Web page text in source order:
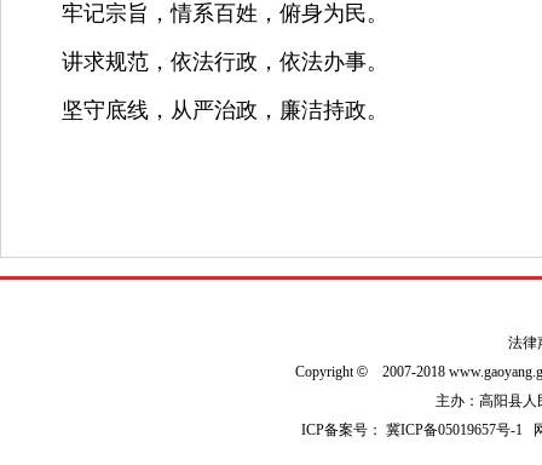
牢记宗旨，情系百姓，俯身为民。
讲求规范，依法行政，依法办事。
坚守底线，从严治政，廉洁持政。
法律
Copyright© 2007-2018
主办：高阳县人
ICP备案号：冀ICP备05019657号-1